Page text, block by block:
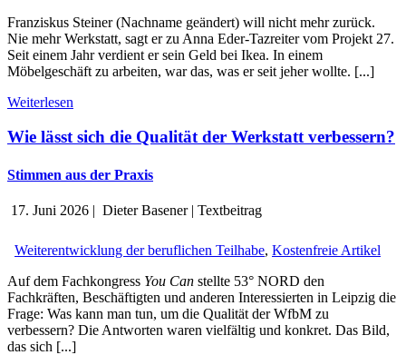
Franziskus Steiner (Nachname geändert) will nicht mehr zurück.
Nie mehr Werkstatt, sagt er zu Anna Eder-Tazreiter vom Projekt 27.
Seit einem Jahr verdient er sein Geld bei Ikea. In einem
Möbelgeschäft zu arbeiten, war das, was er seit jeher wollte. [...]
Weiterlesen
Wie lässt sich die Qualität der Werkstatt verbessern?
Stimmen aus der Praxis
17. Juni 2026 | Dieter Basener| Textbeitrag
Weiterentwicklung der beruflichen Teilhabe, Kostenfreie Artikel
Auf dem Fachkongress You Can stellte 53° NORD den
Fachkräften, Beschäftigten und anderen Interessierten in Leipzig die
Frage: Was kann man tun, um die Qualität der WfbM zu
verbessern? Die Antworten waren vielfältig und konkret. Das Bild,
das sich [...]